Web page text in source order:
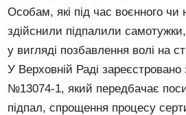
Особам, які під час воєнного чи
здійснили підпалили
у вигляді позбавлення волі на
У Верховній Раді зареєстровано
№13074-1, який передбачає
підпал, спрощення процесу